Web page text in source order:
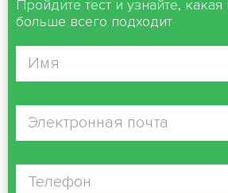
Пройдите тест и узнайте,
больше всего подходит